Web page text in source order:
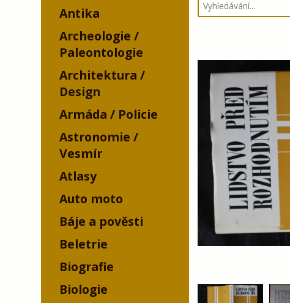
Antika
Archeologie /
Paleontologie
Architektura /
Design
Armáda / Policie
Astronomie /
Vesmír
Atlasy
Auto moto
Báje a pověsti
Beletrie
Biografie
Biologie